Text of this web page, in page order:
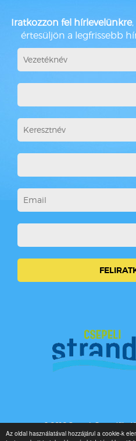
Az oldal használatával hozzájárul a cookie-k
Iratkozzon fel hírlevelünkre
értesüljön a legfrissebb
© 2016 Csepeli